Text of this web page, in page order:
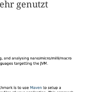
genutzt